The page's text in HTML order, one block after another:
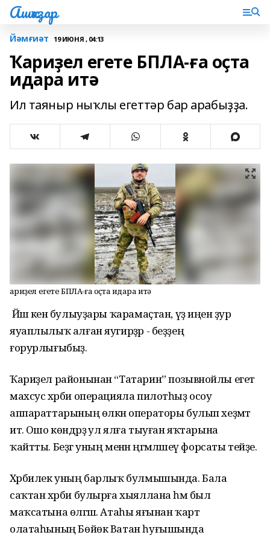
Ашҡаҙар
Йәмғиәт 19 ИЮНЯ , 04:13
Ҡариҙел егете БПЛА-ға оҫта
идара итә
Ил таяныр ныҡлы егеттәр бар арабыҙҙа.
Ҡариҙел егете БПЛА-ға оҫта идара итә
Йәш кенә булыуҙары ҡарамаҫтан, үҙ иңенә ҙур
яуаплылыҡ алған яугирҙәр - беҙҙең
ғорурлығыбыҙ.
Ҡариҙел районынан “Татарин” позывнойлы егет
махсус хәрби операцияла пилотһыҙ осоу
аппараттарының өлкән операторы булып хеҙмәт
итә. Ошо көндәрҙә ул ялға тыуған яҡтарына
ҡайтты. Беҙгә уның менән әңгәмәләшеү форсаты тейҙе.
Хәрбилек уның барлыҡ булмышында. Бала
саҡтан хәрби булырға хыяллана һәм был
маҡсатына өлгәшә. Атаһы яғынан ҡарт
олатаһының Бөйөк Ватан һуғышында